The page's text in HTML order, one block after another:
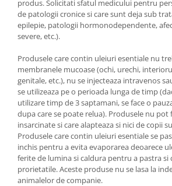
produs. Solicitati sfatul medicului pentru
de patologii cronice si care sunt deja sub
epilepie, patologii hormonodependente,
severe, etc.).
Produsele care contin uleiuri esentiale nu
membranele mucoase (ochi, urechi,
genitale, etc.), nu se injecteaza intravenos
se utilizeaza pe o perioada lunga de timp
utilizare timp de 3 saptamani, se face o
dupa care se poate relua). Produsele nu
insarcinate si care alapteaza si nici de copii
Produsele care contin uleiuri esentiale se
inchis pentru a evita evaporarea deoarece
ferite de lumina si caldura pentru a pastra si
prorietatile. Aceste produse nu se lasa la
animalelor de companie.